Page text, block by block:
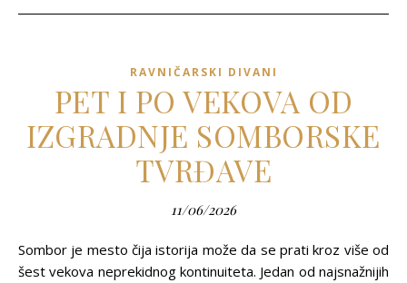
RAVNIČARSKI DIVANI
PET I PO VEKOVA OD
IZGRADNJE SOMBORSKE
TVRĐAVE
11/06/2026
Sombor je mesto čija istorija može da se prati kroz više od
šest vekova neprekidnog kontinuiteta. Jedan od najsnažnijih